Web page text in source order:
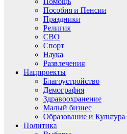
Пособия и Пенсии
Праздники
Религия
СВО
Спорт
Наука
Развлечения
Нацпроекты
Благоустройство
Демография
Здравоохранение
Малый бизнес
Образование и Культура
Политика